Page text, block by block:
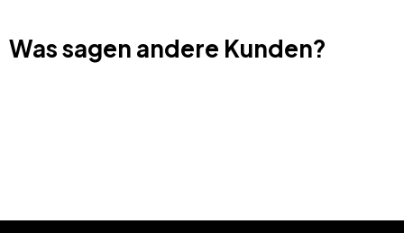
Was sagen andere Kunden?